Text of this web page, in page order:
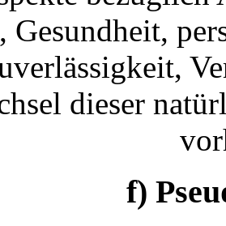
Gesundheit,
dieser
f)